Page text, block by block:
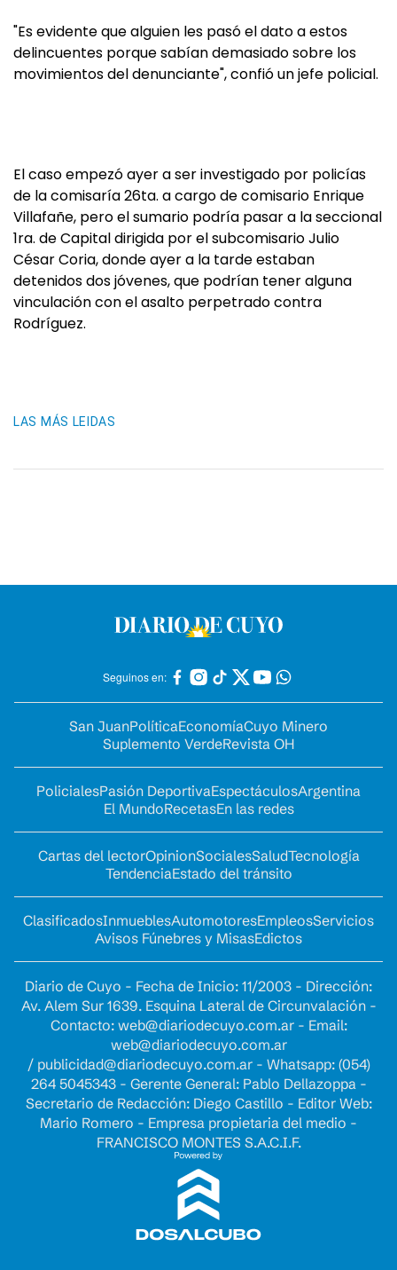
"Es evidente que alguien les pasó el dato a estos
delincuentes porque sabían demasiado sobre los
movimientos del denunciante", confió un jefe policial.
El caso empezó ayer a ser investigado por policías
de la comisaría 26ta. a cargo de comisario Enrique
Villafañe, pero el sumario podría pasar a la seccional
1ra. de Capital dirigida por el subcomisario Julio
César Coria, donde ayer a la tarde estaban
detenidos dos jóvenes, que podrían tener alguna
vinculación con el asalto perpetrado contra
Rodríguez.
LAS MÁS LEIDAS
Seguinos en:
San JuanPolíticaEconomíaCuyo Minero
Suplemento VerdeRevista OH
PolicialesPasión DeportivaEspectáculosArgentina
El MundoRecetasEn las redes
Cartas del lectorOpinionSocialesSaludTecnología
TendenciaEstado del tránsito
ClasificadosInmueblesAutomotoresEmpleosServicios
Avisos Fúnebres y MisasEdictos
Diario de Cuyo - Fecha de Inicio: 11/2003 - Dirección:
Av. Alem Sur 1639. Esquina Lateral de Circunvalación -
Contacto: web@diariodecuyo.com.ar- Email:
web@diariodecuyo.com.ar
/ publicidad@diariodecuyo.com.ar- Whatsapp: (054)
264 5045343 - Gerente General: Pablo Dellazoppa -
Secretario de Redacción: Diego Castillo - Editor Web:
Mario Romero - Empresa propietaria del medio -
FRANCISCO MONTES S.A.C.I.F.